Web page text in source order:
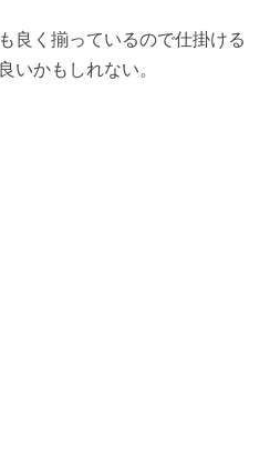
良く揃っているので仕掛ける
いかもしれない。